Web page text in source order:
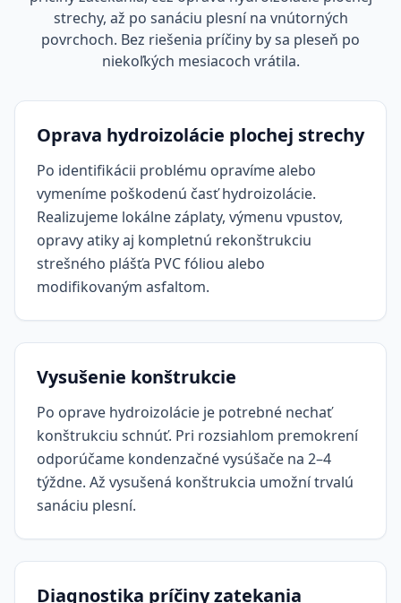
strechy, až po sanáciu plesní na vnútorných
povrchoch. Bez riešenia príčiny by sa pleseň po
niekoľkých mesiacoch vrátila.
Oprava hydroizolácie plochej strechy
Po identifikácii problému opravíme alebo
vymeníme poškodenú časť hydroizolácie.
Realizujeme lokálne záplaty, výmenu vpustov,
opravy atiky aj kompletnú rekonštrukciu
strešného plášťa PVC fóliou alebo
modifikovaným asfaltom.
Vysušenie konštrukcie
Po oprave hydroizolácie je potrebné nechať
konštrukciu schnúť. Pri rozsiahlom premokrení
odporúčame kondenzačné vysúšače na 2–4
týždne. Až vysušená konštrukcia umožní trvalú
sanáciu plesní.
Diagnostika príčiny zatekania